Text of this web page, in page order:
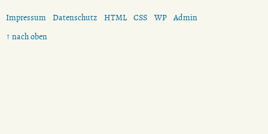
Impressum Datenschutz HTML CSS WP Admin
↑ nach oben